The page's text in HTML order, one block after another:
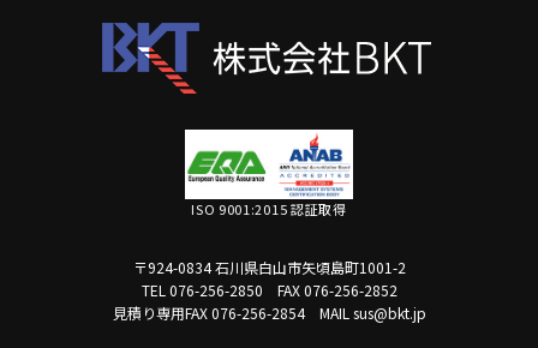
ISO 9001:2015 認証取得
〒924-0834 石川県白山市矢頃島町1001-2
TEL 076-256-2850
FAX 076-256-2852
見積り専用FAX 076-256-2854
MAIL sus@bkt.jp